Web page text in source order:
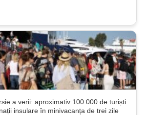
a verii: aproximativ 100.000 de turiști
insulare în minivacanța de trei zile